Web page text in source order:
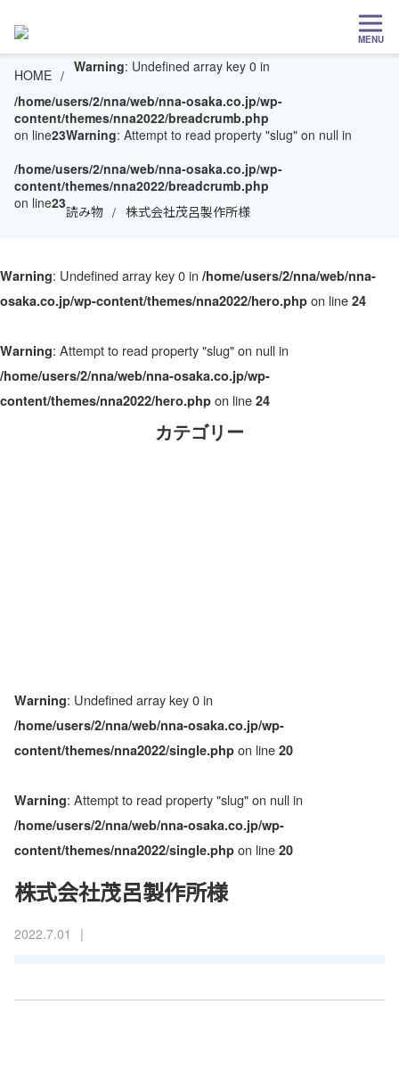
MENU
HOME Warning: Undefined array key 0 in
/home/users/2/nna/web/nna-osaka.co.jp/wp-
content/themes/nna2022/breadcrumb.php
on line23Warning: Attempt to read property "slug" on null in
/home/users/2/nna/web/nna-osaka.co.jp/wp-
content/themes/nna2022/breadcrumb.php
on line23読み物 株式会社茂呂製作所様
Warning: Undefined array key 0 in /home/users/2/nna/web/nna-
osaka.co.jp/wp-content/themes/nna2022/hero.php on line 24
Warning: Attempt to read property "slug" on null in
/home/users/2/nna/web/nna-osaka.co.jp/wp-
content/themes/nna2022/hero.php on line 24
カテゴリー
Warning: Undefined array key 0 in
/home/users/2/nna/web/nna-osaka.co.jp/wp-
content/themes/nna2022/single.php on line 20
Warning: Attempt to read property "slug" on null in
/home/users/2/nna/web/nna-osaka.co.jp/wp-
content/themes/nna2022/single.php on line 20
株式会社茂呂製作所様
2022.7.01 |